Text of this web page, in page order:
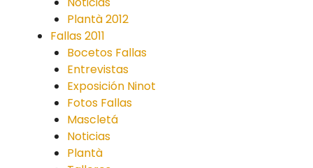
Plantà 2012
Fallas 2011
Bocetos Fallas
Entrevistas
Exposición Ninot
Fotos Fallas
Mascletá
Noticias
Plantà